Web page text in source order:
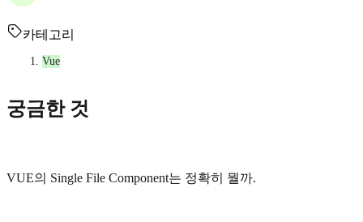
카테고리
Vue
궁금한 것
VUE의 Single File Component는 정확히 뭘까.